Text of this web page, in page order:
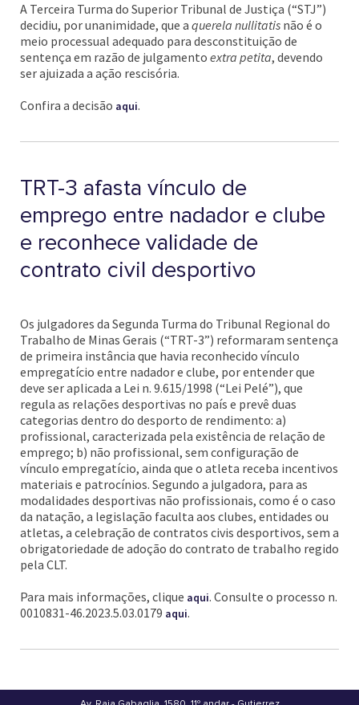
A Terceira Turma do Superior Tribunal de Justiça (“STJ”)
decidiu, por unanimidade, que a querela nullitatis não é o
meio processual adequado para desconstituição de
sentença em razão de julgamento extra petita, devendo
ser ajuizada a ação rescisória.
Confira a decisão aqui.
TRT-3 afasta vínculo de
emprego entre nadador e clube
e reconhece validade de
contrato civil desportivo
Os julgadores da Segunda Turma do Tribunal Regional do
Trabalho de Minas Gerais (“TRT-3”) reformaram sentença
de primeira instância que havia reconhecido vínculo
empregatício entre nadador e clube, por entender que
deve ser aplicada a Lei n. 9.615/1998 (“Lei Pelé”), que
regula as relações desportivas no país e prevê duas
categorias dentro do desporto de rendimento: a)
profissional, caracterizada pela existência de relação de
emprego; b) não profissional, sem configuração de
vínculo empregatício, ainda que o atleta receba incentivos
materiais e patrocínios. Segundo a julgadora, para as
modalidades desportivas não profissionais, como é o caso
da natação, a legislação faculta aos clubes, entidades ou
atletas, a celebração de contratos civis desportivos, sem a
obrigatoriedade de adoção do contrato de trabalho regido
pela CLT.
Para mais informações, clique aqui. Consulte o processo n.
0010831-46.2023.5.03.0179 aqui.